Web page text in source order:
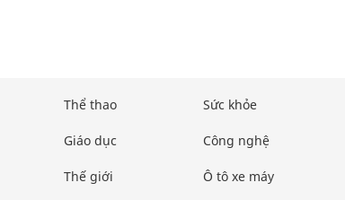
Thể thao
Giáo dục
Thế giới
Sức khỏe
Công nghệ
Ô tô xe máy